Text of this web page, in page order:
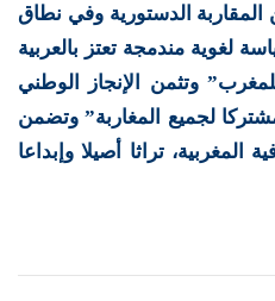
الدستورية وفي نطاق
لغوية مندمجة تعتز بالعربية
وتثمن الإنجاز الوطني
مشتركا لجميع المغاربة” وتضمن
المغربية، تراثا أصيلا وإبداعا